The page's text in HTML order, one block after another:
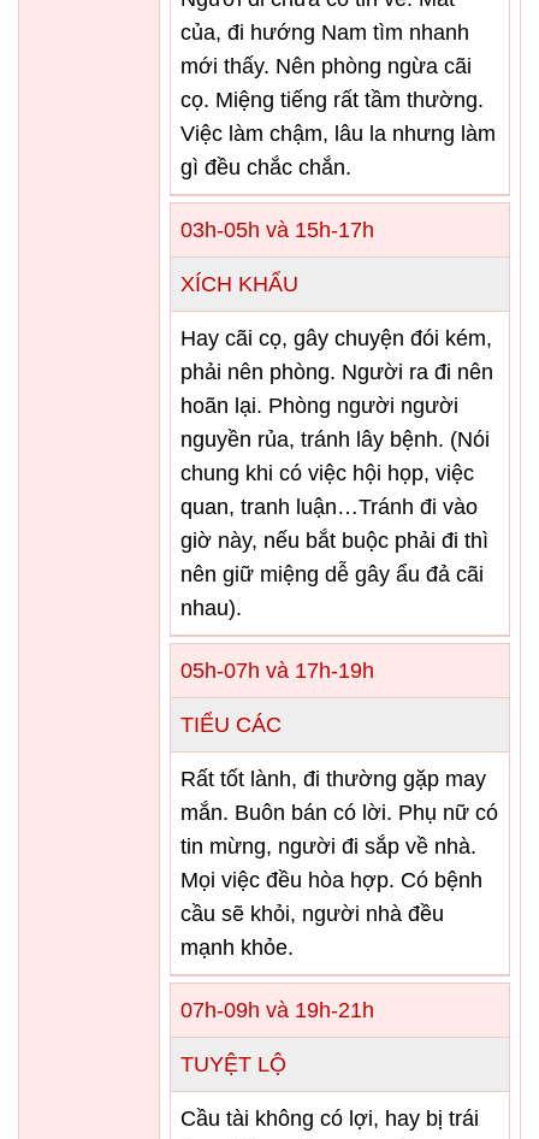
của, đi hướng Nam tìm nhanh
mới thấy. Nên phòng ngừa cãi
cọ. Miệng tiếng rất tầm thường.
Việc làm chậm, lâu la nhưng làm
gì đều chắc chắn.
03h-05h và 15h-17h
XÍCH KHẨU
Hay cãi cọ, gây chuyện đói kém,
phải nên phòng. Người ra đi nên
hoãn lại. Phòng người người
nguyền rủa, tránh lây bệnh. (Nói
chung khi có việc hội họp, việc
quan, tranh luận…Tránh đi vào
giờ này, nếu bắt buộc phải đi thì
nên giữ miệng dễ gây ẩu đả cãi
nhau).
05h-07h và 17h-19h
TIỂU CÁC
Rất tốt lành, đi thường gặp may
mắn. Buôn bán có lời. Phụ nữ có
tin mừng, người đi sắp về nhà.
Mọi việc đều hòa hợp. Có bệnh
cầu sẽ khỏi, người nhà đều
mạnh khỏe.
07h-09h và 19h-21h
TUYỆT LỘ
Cầu tài không có lợi, hay bị trái